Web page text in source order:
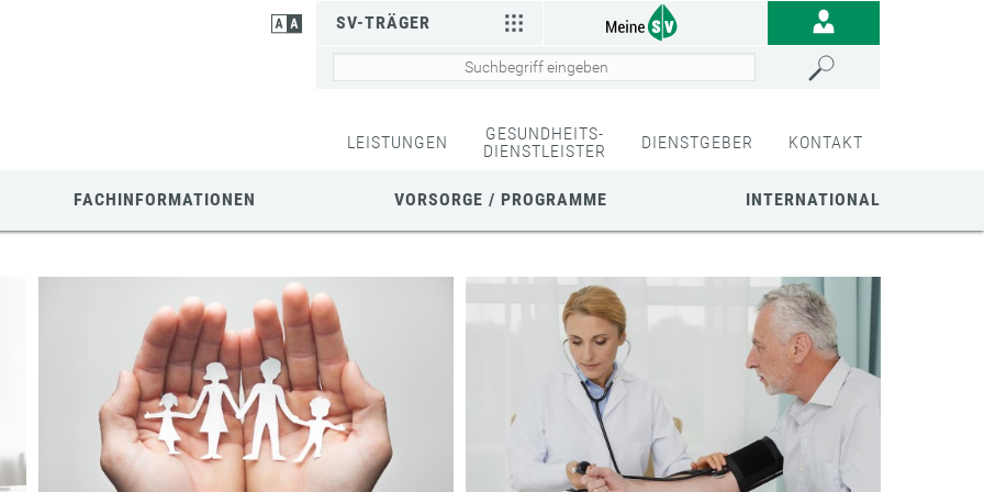
SV-TRÄGER
LEISTUNGEN
GESUNDHEITS-
DIENSTLEISTER
DIENSTGEBER KONTAKT
FACHINFORMATIONEN VORSORGE / PROGRAMME INTERNATIONAL